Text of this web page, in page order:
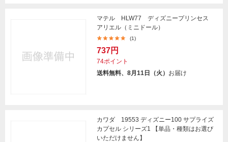
マテル HLW77 ディズニープリンセス
アリエル（ミニドール）
(1)
737円
74ポイント
送料無料、8月11日（火） お届け
カワダ 19553 ディズニー100 サプライズ
カプセル シリーズ1 【単品・種類はお選び
いただけません】